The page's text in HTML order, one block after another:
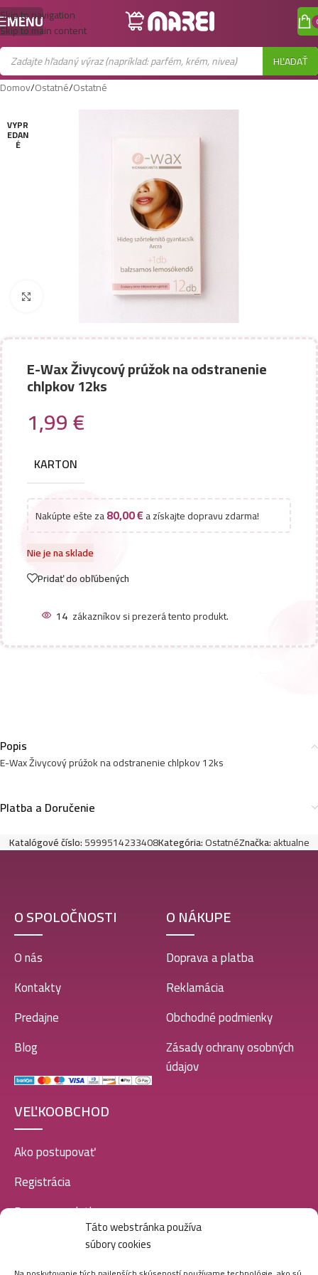
Táto webstránka používa
súbory cookies
Skip to navigation
Skip to main content
MENU
HĽADAŤ
Domov/Ostatné/Ostatné
VYPR
EDAN
É
Zobraziť väčší obrázok
E-Wax Živycový prúžok na odstranenie
chlpkov 12ks
1,99€
KARTON
Nakúpte ešte za80,00€a získajte dopravu zdarma!
Nie je na sklade
Pridať do obľúbených
14 zákazníkov si prezerá tento produkt.
Popis
E-Wax Živycový prúžok na odstranenie chlpkov 12ks
Platba a Doručenie
Katalógové číslo:5999514233408Kategória:OstatnéZnačka:aktualne
O SPOLOČNOSTI
O nás
Kontakty
Predajne
Blog
O NÁKUPE
Doprava a platba
Reklamácia
Obchodné podmienky
Zásady ochrany osobných
údajov
VEĽKOOBCHOD
Ako postupovať
Registrácia
Doprava a platba
SOCIÁLNE SIETE